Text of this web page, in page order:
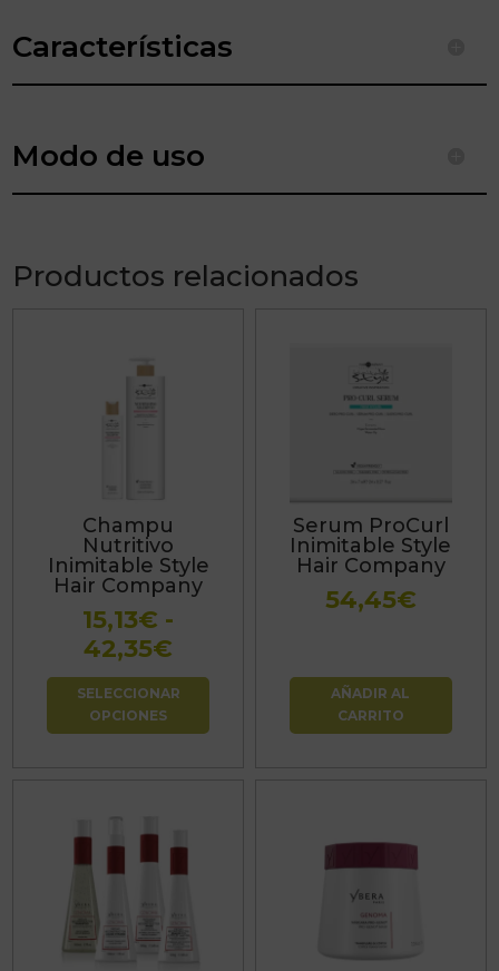
Características
Modo de uso
Productos relacionados
Champu
Nutritivo
Inimitable Style
Hair Company
15,13€ -
42,35€
de
precios:
desde
SELECCIONAR
OPCIONES
opciones
se
pueden
elegir
la
página
de
Serum ProCurl
Inimitable Style
Hair Company
54,45€
AÑADIR AL
CARRITO